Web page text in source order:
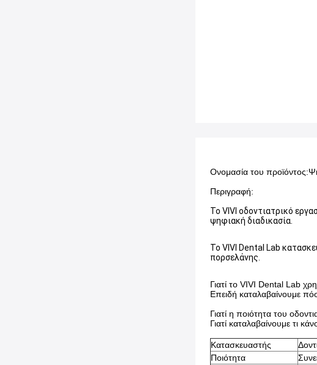
Ονομασία του προϊόντος:
Περιγραφή:
Το VIVI οδοντιατρικό
ψηφιακή διαδικασία.
Το VIVI Dental Lab
πορσελάνης.
Γιατί το VIVI Dental Lab
Επειδή καταλαβαίνουμε
Γιατί η ποιότητα του
Γιατί καταλαβαίνουμε τι
Κατασκευαστής
Ποιότητα